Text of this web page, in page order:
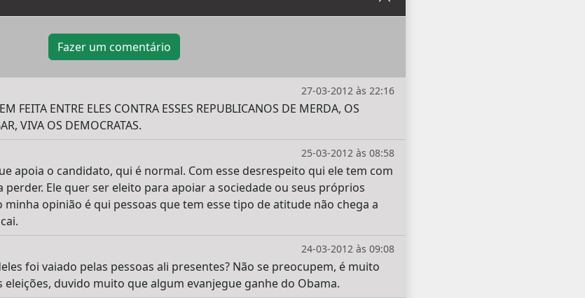
Fazer um comentário
27-03-2012 às 22:16
FEITA ENTRE ELES CONTRA ESSES REPUBLICANOS DE MERDA, OS
VIVA OS DEMOCRATAS.
25-03-2012 às 08:58
apoia o candidato, qui é normal. Com esse desrespeito qui ele tem com
Ele quer ser eleito para apoiar a sociedade ou seus próprios
opinião é qui pessoas que tem esse tipo de atitude não chega a
24-03-2012 às 09:08
foi vaiado pelas pessoas ali presentes? Não se preocupem, é muito
duvido muito que algum evanjegue ganhe do Obama.